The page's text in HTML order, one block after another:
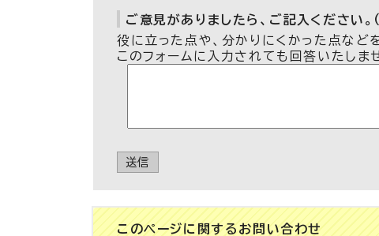
ご意見がありましたら、ご記入ください。
役に立った点や、分かりにくかった点など
このフォームに入力されても回答いたしま
送信
このページに関する お問い合わせ